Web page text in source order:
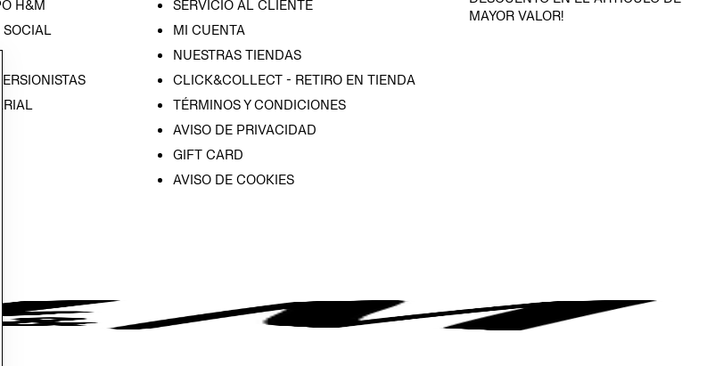
H&M
SOCIAL
SERVICIO AL CLIENTE
MI CUENTA
NUESTRAS TIENDAS
CLICK&COLLECT - RETIRO EN TIENDA
TÉRMINOS Y CONDICIONES
AVISO DE PRIVACIDAD
GIFT CARD
AVISO DE COOKIES
MAYOR VALOR!